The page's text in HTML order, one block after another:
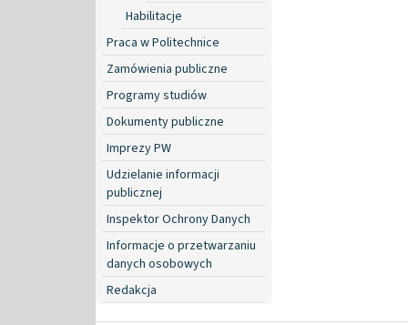
Habilitacje
Praca w Politechnice
Zamówienia publiczne
Programy studiów
Dokumenty publiczne
Imprezy PW
Udzielanie informacji
publicznej
Inspektor Ochrony Danych
Informacje o przetwarzaniu
danych osobowych
Redakcja